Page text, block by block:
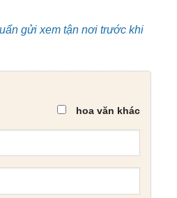
gửi xem tận nơi trước khi
hoa văn khác